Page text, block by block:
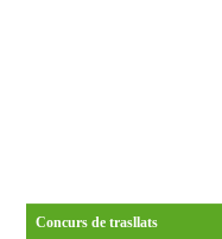
Concurs de trasllats